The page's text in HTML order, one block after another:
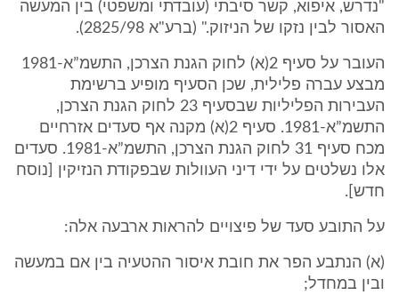
"נדרש, איפוא, קשר סיבתי (עובדתי ומשפטי) בין המעשה
האסור לבין נזקו של הניזוק." (ברע"א 2825/98).
העובר על סעיף 2(א) לחוק הגנת הצרכן, התשמ”א-1981
מבצע עברה פלילית, שכן הסעיף מופיע ברשימת
העבירות הפליליות שבסעיף 23 לחוק הגנת הצרכן,
התשמ”א-1981. סעיף 2(א) מקנה אף סעדים אזרחיים
מכח סעיף 31 לחוק הגנת הצרכן, התשמ”א-1981. סעדים
אלו נשלטים על ידי דיני העוולות שבפקודת הנזיקין [נוסח
חדש].
על התובע סעד של פיצויים להראות ארבעה אלה:
(א) הנתבע הפר את חובת איסור ההטעיה בין אם במעשה
ובין במחדל;